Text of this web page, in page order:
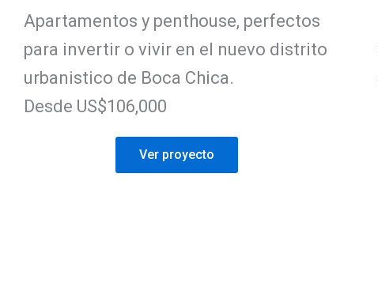
Apartamentos y penthouse, perfectos
para invertir o vivir en el nuevo distrito
urbanistico de Boca Chica.
Desde US$106,000
Ver proyecto